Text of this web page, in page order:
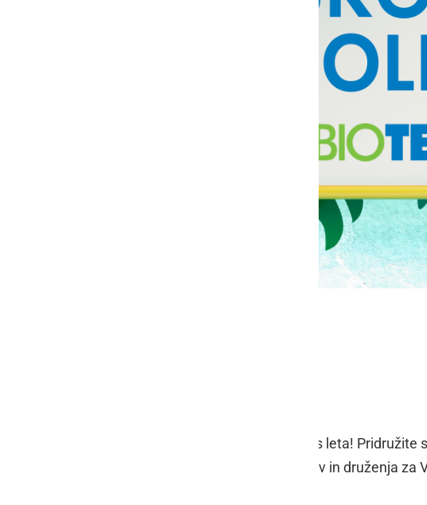
Skupaj skočimo v najbolj sončen čas leta!
sprostitve, plesa, osvežilnih koktejlov in druženja za